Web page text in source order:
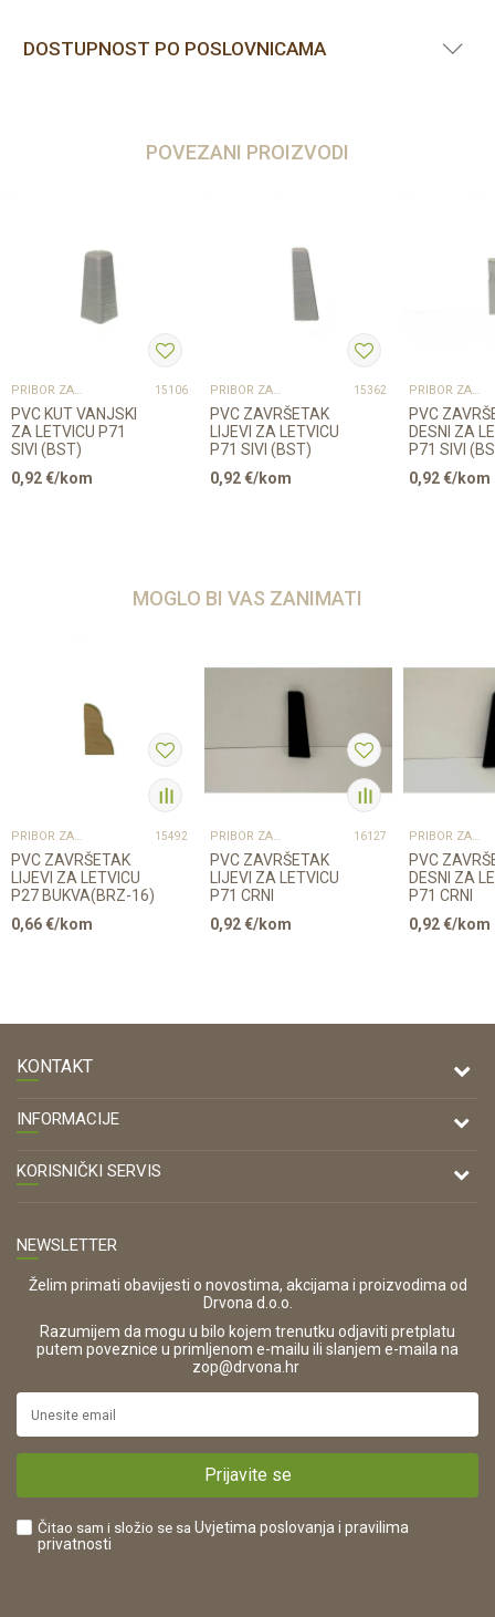
DOSTUPNOST PO POSLOVNICAMA
POVEZANI PROIZVODI
PRIBOR ZA UGRADNJU PODOVA – SVE NA JEDNOM MJESTU 15106
PVC KUT VANJSKI
ZA LETVICU P71
SIVI (BST)
0,92€/kom
PRIBOR ZA UGRADNJU PODOVA – SVE NA JEDNOM MJESTU 15362
PVC ZAVRŠETAK
LIJEVI ZA LETVICU
P71 SIVI (BST)
0,92€/kom
PRIBOR ZA UGRADNJU PODOVA – SVE NA JEDNOM MJESTU
PVC
DESNI ZA
P71 SIVI
0,92€/kom
MOGLO BI VAS ZANIMATI
PRIBOR ZA UGRADNJU PODOVA – SVE NA JEDNOM MJESTU 15492
PVC ZAVRŠETAK
LIJEVI ZA LETVICU
P27 BUKVA(BRZ-16)
0,66€/kom
PRIBOR ZA UGRADNJU PODOVA – SVE NA JEDNOM MJESTU 16127
PVC ZAVRŠETAK
LIJEVI ZA LETVICU
P71 CRNI
0,92€/kom
PRIBOR ZA UGRADNJU PODOVA – SVE NA JEDNOM MJESTU
PVC
DESNI ZA
P71 CRNI
0,92€/kom
KONTAKT
DRVONA D.O.O.
Antuna Mihanovića 7,
47000 Karlovac
OIB:
42821181683
16280
https://www.drvona.hr/
POREZNI BROJ:
INFORMACIJE
O nama
KORISNIČKI SERVIS
Zaštita privatnosti i osobnih podataka
Korištenje kolačića
Pravo na odustajanje i jednostrani raskid ugovora
Reklamacije
Plaćanje karticama
Što dobivam registracijom?
NEWSLETTER
Želim primati obavijesti o novostima, akcijama i proizvodima od
Drvona d.o.o.
Razumijem da mogu u bilo kojem trenutku odjaviti pretplatu
putem poveznice u primljenom e-mailu ili slanjem e-maila na
zop@drvona.hr
Prijavite se
Čitao sam i složio se sa Uvjetima poslovanja i pravilima
privatnosti